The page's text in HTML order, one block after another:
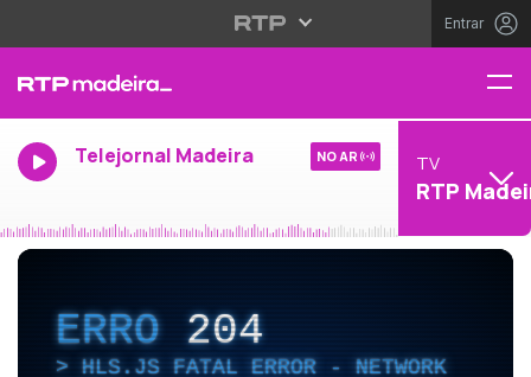
Entrar
Telejornal Madeira NO AR TV
RTP
ERRO204
HLS.JS FATAL ERROR - NETWORK